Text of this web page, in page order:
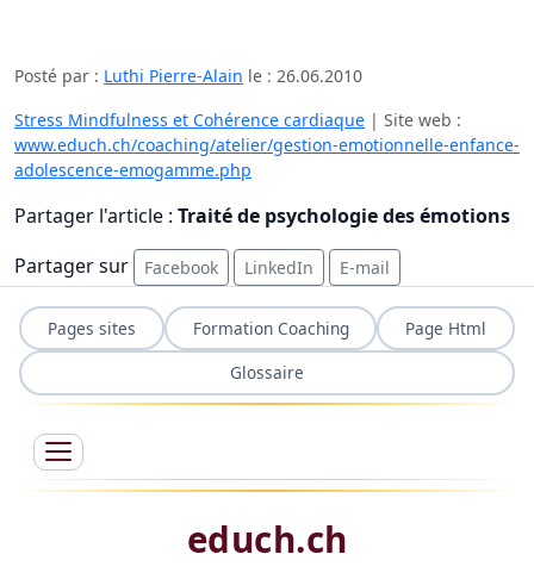
Posté par : Luthi Pierre-Alain le : 26.06.2010
Stress Mindfulness et Cohérence cardiaque | Site web :
www.educh.ch/coaching/atelier/gestion-emotionnelle-enfance-
adolescence-emogamme.php
Partager l'article : Traité de psychologie des émotions
Partager sur
Facebook LinkedIn E-mail
Pages sites Formation Coaching
Page Html
Glossaire
educh.ch